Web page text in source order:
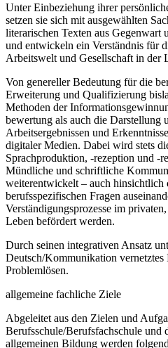
Unter Einbeziehung ihrer
setzen sie sich mit ausgewählten
literarischen Texten aus Gegenwart
und entwickeln ein Verständnis für
Arbeitswelt und Gesellschaft in der
Von genereller Bedeutung für die
Erweiterung und Qualifizierung
Methoden der
bewertung als auch die Darstellung
Arbeitsergebnissen und
digitaler Medien. Dabei wird stets
Sprachproduktion, -rezeption und -
Mündliche und schriftliche
weiterentwickelt – auch hinsichtlich
berufsspezifischen Fragen
Verständigungsprozesse im
Leben befördert werden.
Durch seinen integrativen Ansatz
Deutsch/Kommunikation
Problemlösen.
allgemeine fachliche Ziele
Abgeleitet aus den Zielen und
Berufsschule/Berufsfachschule und
allgemeinen Bildung werden